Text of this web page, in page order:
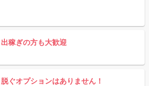
出稼ぎの方も大歓迎
脱ぐオプションはありません！